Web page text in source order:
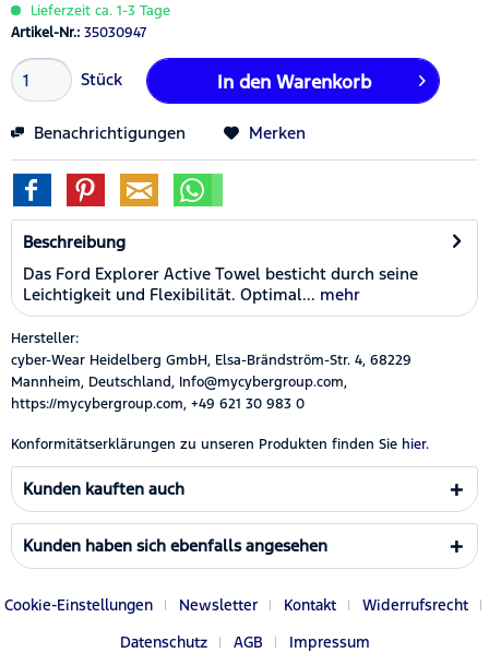
Lieferzeit ca. 1-3 Tage
Artikel-Nr.: 35030947
Stück In den Warenkorb
Benachrichtigungen Merken
Beschreibung
Das Ford Explorer Active Towel besticht durch seine
Leichtigkeit und Flexibilität. Optimal... mehr
Hersteller:
cyber-Wear Heidelberg GmbH, Elsa-Brändström-Str. 4, 68229
Mannheim, Deutschland, Info@mycybergroup.com,
https://mycybergroup.com, +49 621 30 983 0
Konformitätserklärungen zu unseren Produkten finden Sie hier.
Kunden kauften auch
Kunden haben sich ebenfalls angesehen
Cookie-Einstellungen Newsletter Kontakt
Widerrufsrecht
Datenschutz
AGB Impressum